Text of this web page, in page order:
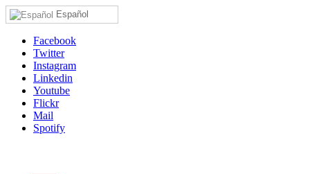
Español
Facebook
Twitter
Instagram
Linkedin
Youtube
Flickr
Mail
Spotify